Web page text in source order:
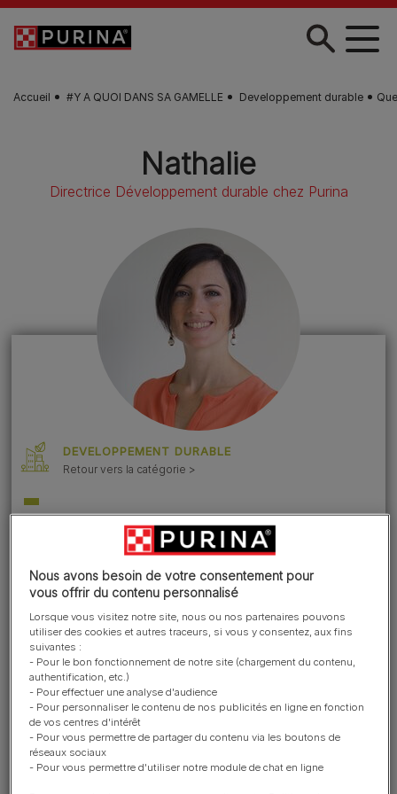
Skip to main content
Accueil #Y A QUOI DANS SA GAMELLE Developpement durable
Nathalie
Directrice Développement durable chez Purina
DEVELOPPEMENT DURABLE
Retour vers la catégorie >
En 2010, notre maison mère,
Nestlé, s'est engagée à lutter
contre la déforestation tout au
long de la chaine
d'approvisionnement.
Cet engagement s'applique à
toutes les matières premières
agricoles liées à la déforestation
incluant le soja, la viande et le
papier utilisés pour fabriquer
nos aliments et nos emballages.
Nous avons besoin de votre consentement pour
vous offrir du contenu personnalisé
Lorsque vous visitez notre site, nous ou nos partenaires pouvons
utiliser des cookies et autres traceurs, si vous y consentez, aux fins
suivantes :
- Pour le bon fonctionnement de notre site (chargement du contenu,
authentification, etc.)
- Pour effectuer une analyse d'audience
- Pour personnaliser le contenu de nos publicités en ligne en fonction
de vos centres d'intérêt
- Pour vous permettre de partager du contenu via les boutons de
réseaux sociaux
- Pour vous permettre d'utiliser notre module de chat en ligne